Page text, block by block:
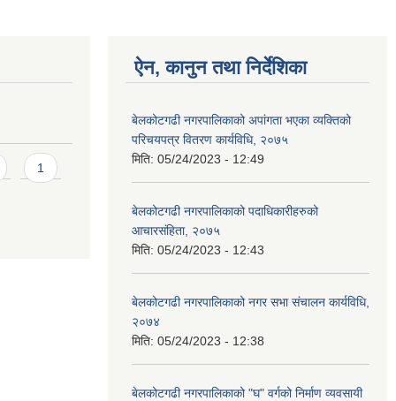
1
ऐन, कानुन तथा निर्देशिका
बेलकोटगढी नगरपालिकाको अपांगता भएका व्यक्तिको
परिचयपत्र वितरण कार्यविधि, २०७५
मिति: 05/24/2023 - 12:49
बेलकोटगढी नगरपालिकाको पदाधिकारीहरुको
आचारसंहिता, २०७५
मिति: 05/24/2023 - 12:43
बेलकोटगढी नगरपालिकाको नगर सभा संचालन कार्यविधि,
२०७४
मिति: 05/24/2023 - 12:38
बेलकोटगढी नगरपालिकाको "घ" वर्गको निर्माण व्यवसायी